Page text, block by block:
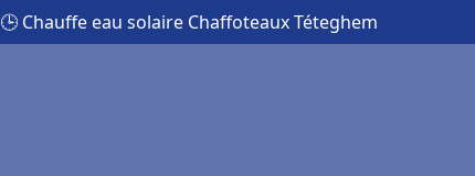
🕒 Chauffe eau solaire Chaffoteaux Téteghem